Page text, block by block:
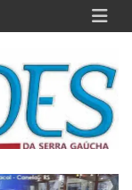
Gaúcha